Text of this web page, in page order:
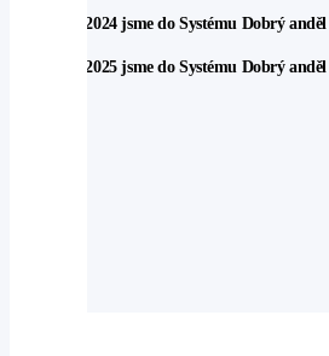
V roce 2024 jsme do Systému Dobrý
V roce 2025 jsme do Systému Dobrý